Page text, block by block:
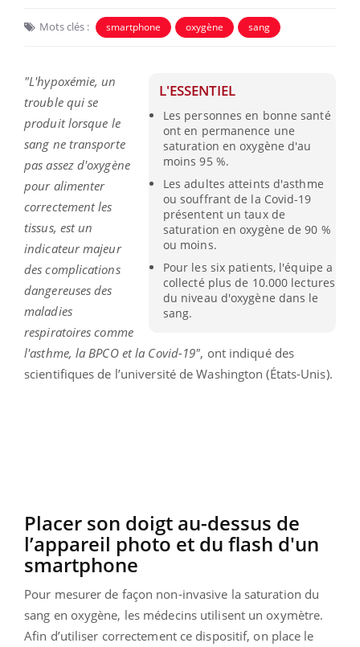
Mots clés : smartphone oxygène sang
L'ESSENTIEL
Les personnes en bonne santé
ont en permanence une
saturation en oxygène d'au
moins 95 %.
Les adultes atteints d'asthme
ou souffrant de la Covid-19
présentent un taux de
saturation en oxygène de 90 %
ou moins.
Pour les six patients, l'équipe a
collecté plus de 10.000 lectures
du niveau d'oxygène dans le
sang.
"L'hypoxémie, un
trouble qui se
produit lorsque le
sang ne transporte
pas assez d'oxygène
pour alimenter
correctement les
tissus, est un
indicateur majeur
des complications
dangereuses des
maladies
respiratoires comme
l'asthme, la BPCO et la Covid-19", ont indiqué des
scientifiques de l’université de Washington (États-Unis).
Placer son doigt au-dessus de
l’appareil photo et du flash d'un
smartphone
Pour mesurer de façon non-invasive la saturation du
sang en oxygène, les médecins utilisent un oxymètre.
Afin d’utiliser correctement ce dispositif, on place le